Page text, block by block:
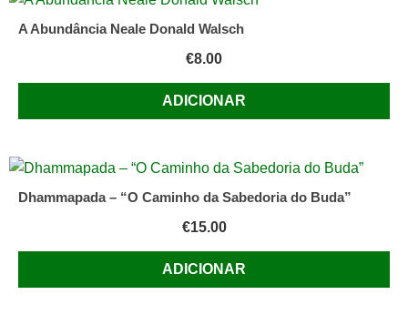
A Abundância Neale Donald Walsch
€8.00
ADICIONAR
Dhammapada – “O Caminho da Sabedoria do Buda”
€15.00
ADICIONAR